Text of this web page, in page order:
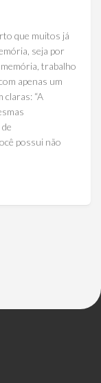
que muitos já
seja por
trabalho
apenas um
claras: “A
possui não